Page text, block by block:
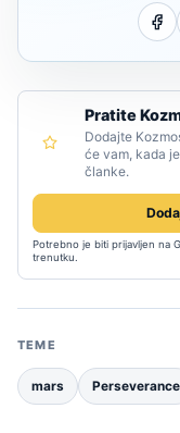
Pratite
Dodajte
će vam, kada
članke.
Potrebno je biti prijavljen na
trenutku.
TEME
mars Perseverance